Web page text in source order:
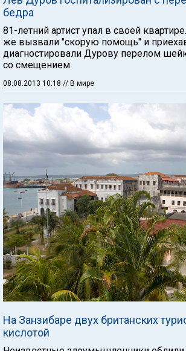
бедра
81-летний артист упал в своей
же вызвали "скорую помощь" и
диагностировали Дурову перелом
со смещением.
08.08.2013 10:18 // В мире
На Занзибаре двух британских
кислотой